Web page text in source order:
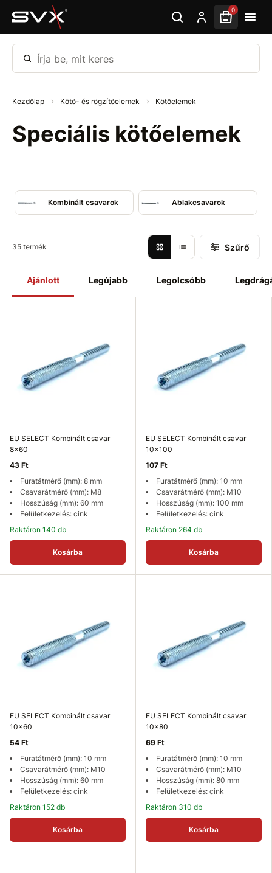
Ugrás az oldal fő részéhez 0
Írja be, mit keres
Kezdőlap Kötő- és rögzítőelemek Kötőelemek
Speciális kötőelemek
Kombinált csavarok Ablakcsavarok
Ajánlott Legújabb Legolcsóbb
35 termék Szűrő
EU SELECT Kombinált csavar
8x60
43 Ft
Furatátmérő (mm): 8 mm
Csavarátmérő (mm): M8
Hosszúság (mm): 60 mm
Felületkezelés: cink
Raktáron 140 db
Kosárba
EU SELECT Kombinált csavar
10x100
107 Ft
Furatátmérő (mm): 10 mm
Csavarátmérő (mm): M10
Hosszúság (mm): 100 mm
Felületkezelés: cink
Raktáron 264 db
Kosárba
EU SELECT Kombinált csavar
10x60
54 Ft
Furatátmérő (mm): 10 mm
Csavarátmérő (mm): M10
Hosszúság (mm): 60 mm
Felületkezelés: cink
Raktáron 152 db
Kosárba
EU SELECT Kombinált csavar
10x80
69 Ft
Furatátmérő (mm): 10 mm
Csavarátmérő (mm): M10
Hosszúság (mm): 80 mm
Felületkezelés: cink
Raktáron 310 db
Kosárba